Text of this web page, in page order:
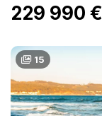
229 990 €
15